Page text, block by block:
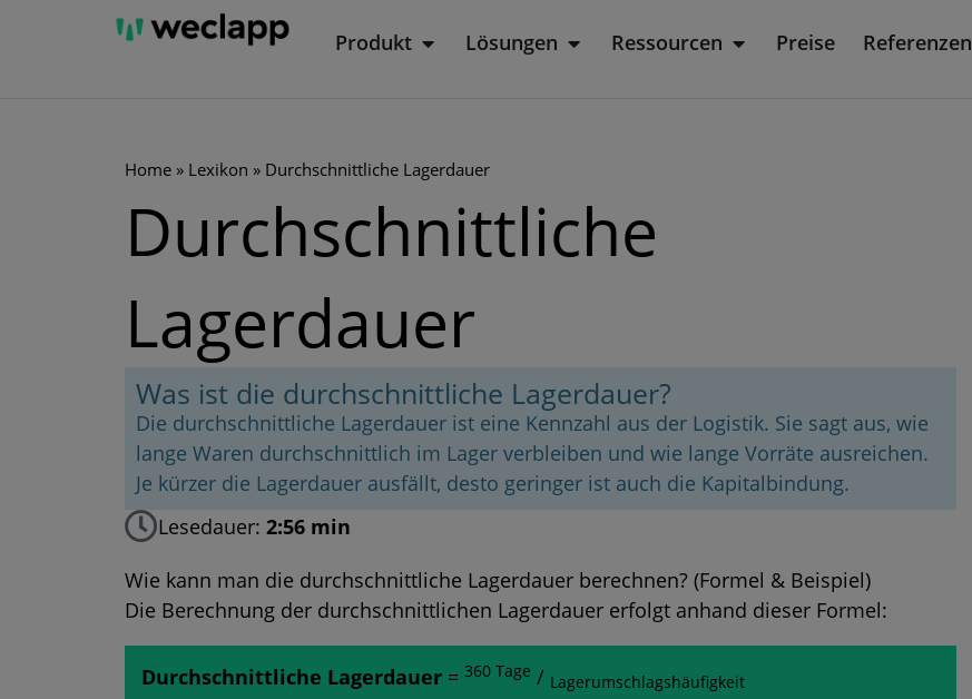
Produkt Öffne Produkt
Lösungen Öffne Lösungen
Ressourcen Öffne Ressourcen
Preise Referenzen
Home » Lexikon » Durchschnittliche Lagerdauer
Durchschnittliche
Lagerdauer
Was ist die durchschnittliche Lagerdauer?
Die durchschnittliche Lagerdauer ist eine Kennzahl aus der Logistik. Sie sagt aus, wie
lange Waren durchschnittlich im Lager verbleiben und wie lange Vorräte ausreichen.
Je kürzer die Lagerdauer ausfällt, desto geringer ist auch die Kapitalbindung.
Lesedauer: 2:56 min
Wie kann man die durchschnittliche Lagerdauer berechnen? (Formel & Beispiel)
Die Berechnung der durchschnittlichen Lagerdauer erfolgt anhand dieser Formel:
Durchschnittliche Lagerdauer= 360 Tage / Lagerumschlagshäufigkeit